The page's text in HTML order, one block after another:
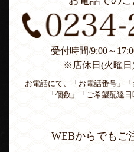
受付時間/9:00～
※店休日(火曜日
お電話にて、「お電話番号」
「個数」「ご希望配達
WEBからでもご